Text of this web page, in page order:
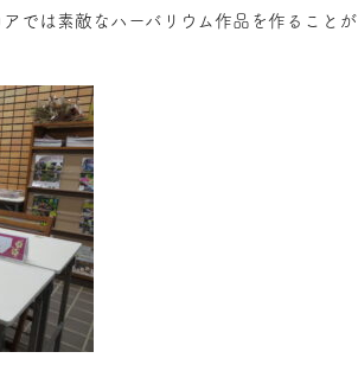
では素敵なハーバリウム作品を作ること